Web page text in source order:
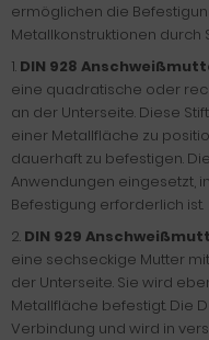
ermöglichen die
Metallkonstruktionen durch
1. DIN 928
eine quadratische oder
an der Unterseite. Diese
einer Metallfläche zu
dauerhaft zu befestigen.
Anwendungen eingesetzt,
Befestigung erforderlich ist.
2. DIN 929
eine sechseckige Mutter
der Unterseite. Sie wird
Metallfläche befestigt. Die
Verbindung und wird in